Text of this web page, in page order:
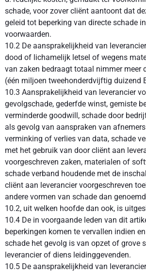
schade, voor zover cliënt aantoont dat
geleid tot beperking van directe schade
voorwaarden.
10.2 De aansprakelijkheid van
dood of lichamelijk letsel of wegens
van zaken bedraagt totaal nimmer meer
(één miljoen tweehonderdvijftig duizend
10.3 Aansprakelijkheid van leverancier
gevolgschade, gederfde winst, gemiste
verminderde goodwill, schade door
als gevolg van aanspraken van
verminking of verlies van data, schade
met het gebruik van door cliënt aan
voorgeschreven zaken, materialen of
schade verband houdende met de
cliënt aan leverancier voorgeschreven
andere vormen van schade dan
10.2, uit welken hoofde dan ook, is
10.4 De in voorgaande leden van dit
beperkingen komen te vervallen indien
schade het gevolg is van opzet of grove
leverancier of diens leidinggevenden.
10.5 De aansprakelijkheid van